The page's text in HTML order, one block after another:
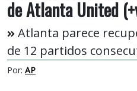
de Atlanta United
Atlanta parece
de 12 partidos
Por: AP